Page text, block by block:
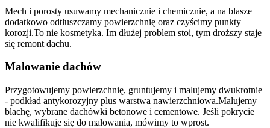
Mech i porosty usuwamy mechanicznie i chemicznie, a na blasze
dodatkowo odtłuszczamy powierzchnię oraz czyścimy punkty
korozji.To nie kosmetyka. Im dłużej problem stoi, tym droższy staje
się remont dachu.
Malowanie dachów
Przygotowujemy powierzchnię, gruntujemy i malujemy dwukrotnie
- podkład antykorozyjny plus warstwa nawierzchniowa.Malujemy
blachę, wybrane dachówki betonowe i cementowe. Jeśli pokrycie
nie kwalifikuje się do malowania, mówimy to wprost.